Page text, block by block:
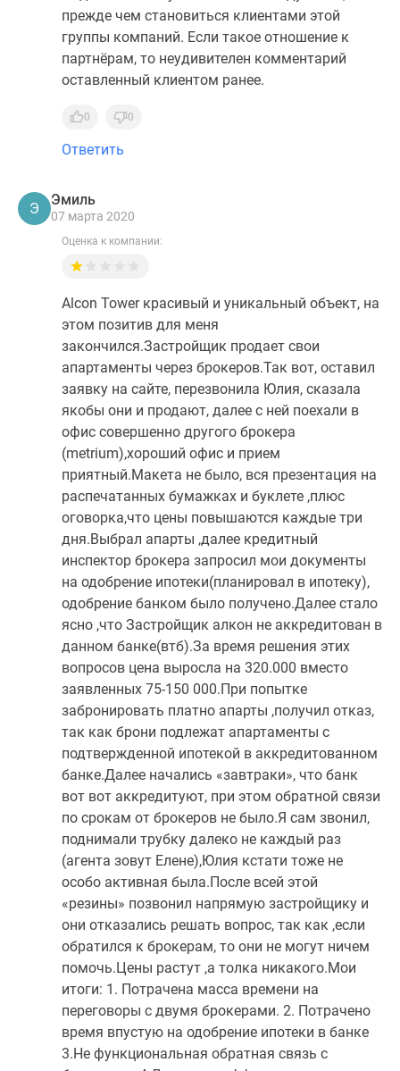
прежде чем становиться клиентами этой
группы компаний. Если такое отношение к
партнёрам, то неудивителен комментарий
оставленный клиентом ранее.
0 0
Ответить
Э
Эмиль
07 марта 2020
Оценка к компании:
Alcon Tower красивый и уникальный объект, на
этом позитив для меня
закончился.Застройщик продает свои
апартаменты через брокеров.Так вот, оставил
заявку на сайте, перезвонила Юлия, сказала
якобы они и продают, далее с ней поехали в
офис совершенно другого брокера
(metrium),хороший офис и прием
приятный.Макета не было, вся презентация на
распечатанных бумажках и буклете ,плюс
оговорка,что цены повышаются каждые три
дня.Выбрал апарты ,далее кредитный
инспектор брокера запросил мои документы
на одобрение ипотеки(планировал в ипотеку),
одобрение банком было получено.Далее стало
ясно ,что Застройщик алкон не аккредитован в
данном банке(втб).За время решения этих
вопросов цена выросла на 320.000 вместо
заявленных 75-150 000.При попытке
забронировать платно апарты ,получил отказ,
так как брони подлежат апартаменты с
подтвержденной ипотекой в аккредитованном
банке.Далее начались «завтраки», что банк
вот вот аккредитуют, при этом обратной связи
по срокам от брокеров не было.Я сам звонил,
поднимали трубку далеко не каждый раз
(агента зовут Елене),Юлия кстати тоже не
особо активная была.После всей этой
«резины» позвонил напрямую застройщику и
они отказались решать вопрос, так как ,если
обратился к брокерам, то они не могут ничем
помочь.Цены растут ,а толка никакого.Мои
итоги: 1. Потрачена масса времени на
переговоры с двумя брокерами. 2. Потрачено
время впустую на одобрение ипотеки в банке
3.Не функциональная обратная связь с